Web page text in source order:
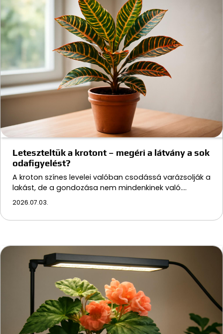
Leteszteltük a krotont – megéri a látvány a sok
odafigyelést?
A kroton színes levelei valóban csodássá varázsolják a
lakást, de a gondozása nem mindenkinek való.…
2026.07.03.